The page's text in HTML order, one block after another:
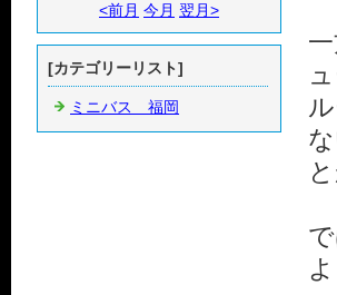
<前月 今月 翌月>
[カテゴリーリスト]
ミニバス 福岡